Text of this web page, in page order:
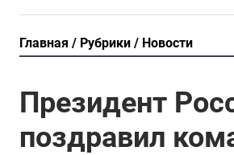
Главная Рубрики Новости
Президент
поздравил